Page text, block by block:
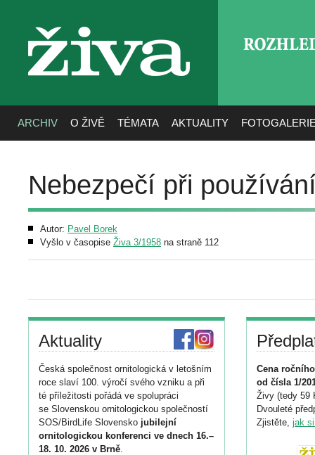
živa
ARCHIV O ŽIVĚ TÉMATA AKTUALITY
Nebezpečí při
Autor: Pavel Borek
Vyšlo v časopise Živa 3/1958 na straně 112
Aktuality
Česká společnost ornitologická v letošním
roce slaví 100. výročí svého vzniku a při
té příležitosti pořádá ve spolupráci
se Slovenskou ornitologickou společností
SOS/BirdLife Slovensko jubilejní
ornitologickou konferenci ve dnech 16.–
18. 10. 2026 v Brně.
Cena
od čísla 1/
Živy (tedy 59
Dvouleté
Zjistěte, jak